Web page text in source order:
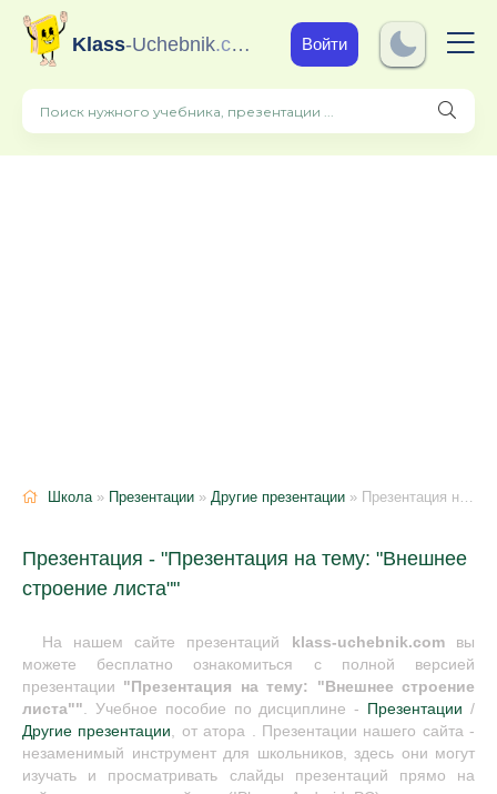
Klass-Uchebnik.com Войти
Школа» Презентации » Другие презентации » Презентация на тему: "Внешнее строение листа"
Презентация - "Презентация на тему: "Внешнее
строение листа""
На нашем сайте презентаций klass-uchebnik.comвы
можете бесплатно ознакомиться с полной версией
презентации "Презентация на тему: "Внешнее строение
листа"". Учебное пособие по дисциплине - Презентации /
Другие презентации, от атора . Презентации нашего сайта -
незаменимый инструмент для школьников, здесь они могут
изучать и просматривать слайды презентаций прямо на